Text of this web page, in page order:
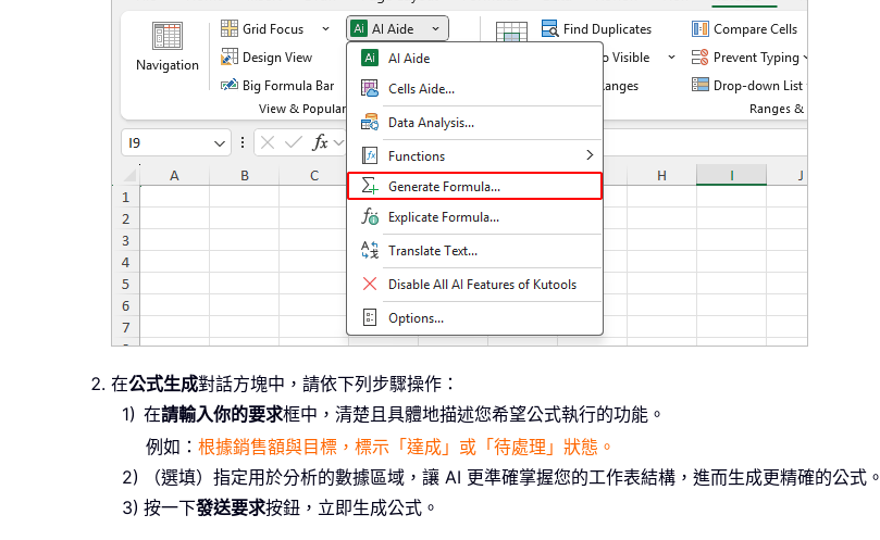
在公式生成對話方塊中，請依下列步驟操作：
在請輸入你的要求框中，清楚且具體地描述您希望公式執行的功能。
例如： 根據銷售額與目標，標示「達成」或「待處理」狀態。
（選填）指定用於分析的數據區域，讓 AI 更準確掌握您的工作表結構，進而生成更精確的公式。
按一下發送要求按鈕，立即生成公式。